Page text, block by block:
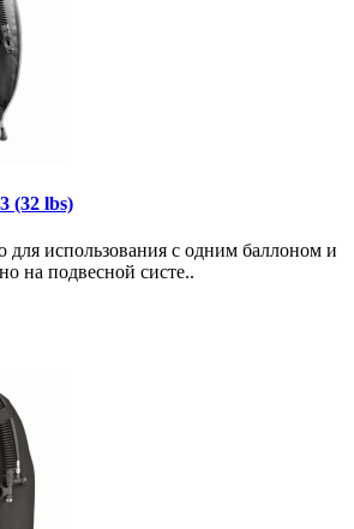
(32 lbs)
для использования с одним баллоном и
на подвесной систе..